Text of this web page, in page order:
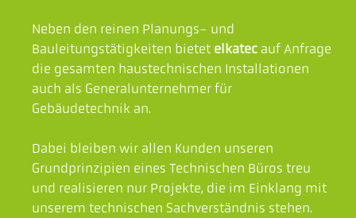
Neben den reinen Planungs- und
Bauleitungstätigkeiten bietet elkatec auf Anfrage
die gesamten haustechnischen Installationen
auch als Generalunternehmer für
Gebäudetechnik an.
Dabei bleiben wir allen Kunden unseren
Grundprinzipien eines Technischen Büros treu
und realisieren nur Projekte, die im Einklang mit
unserem technischen Sachverständnis stehen.